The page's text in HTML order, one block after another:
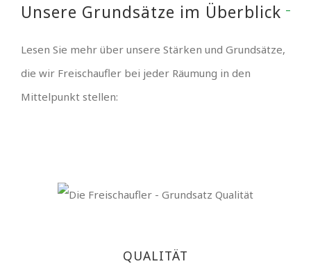
Unsere Grundsätze im Überblick
Lesen Sie mehr über unsere Stärken und Grundsätze,
die wir Freischaufler bei jeder Räumung in den
Mittelpunkt stellen:
QUALITÄT